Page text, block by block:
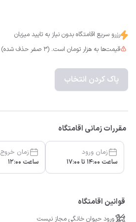
رزرو سریع اقامتگاه بدون نیاز به تایید میزبان
قیمت‌ها به هزار تومان است. (3 صفر حذف شده)
پاک کردن انتخاب
مقررات زمانی اقامتگاه
زمان ورود
ساعت 14:00 تا 17:00
زمان خروج
ساعت 12:00
قوانین اقامتگاه
ورود حیوان خانگی مجاز نیست